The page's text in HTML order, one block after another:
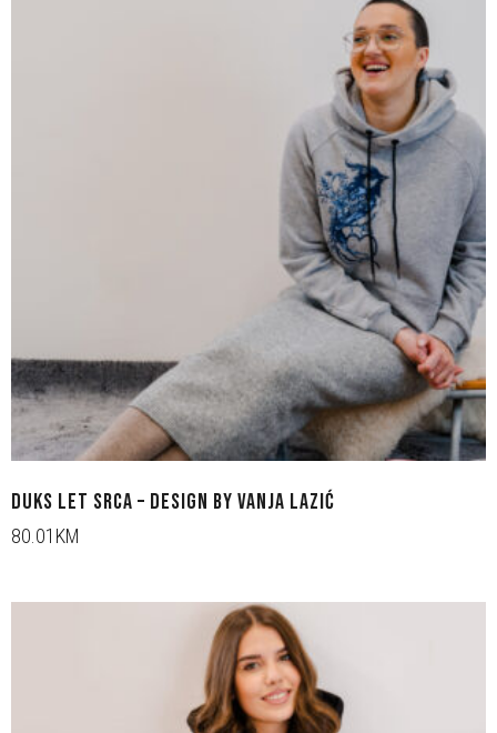
DUKS LET SRCA – DESIGN BY VANJA LAZIĆ
80.01KM